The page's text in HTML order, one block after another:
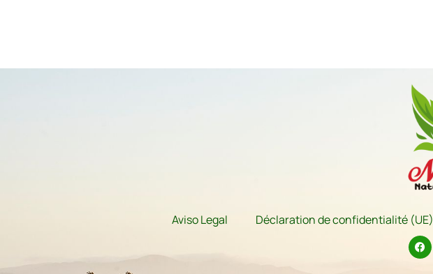
Aviso Legal Déclaration de confidentialité (UE)